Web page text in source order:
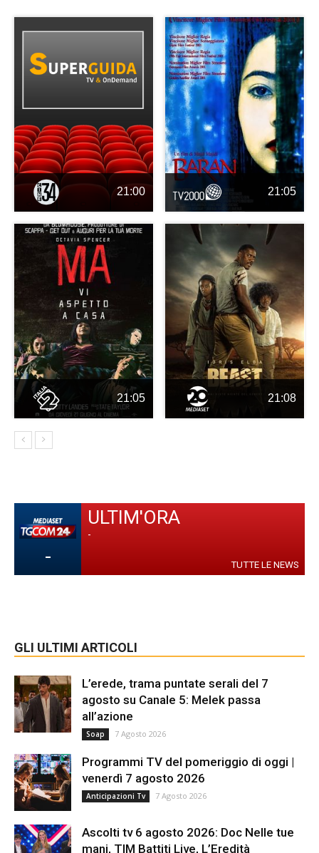
21:00 21:05
21:05 21:08
-
ULTIM'ORA
-
TUTTE LE NEWS
GLI ULTIMI ARTICOLI
L’erede, trama puntate serali del 7
agosto su Canale 5: Melek passa
all’azione
Soap 7 Agosto 2026
Programmi TV del pomeriggio di oggi |
venerdì 7 agosto 2026
Anticipazioni Tv 7 Agosto 2026
Ascolti tv 6 agosto 2026: Doc Nelle tue
mani, TIM Battiti Live, L’Eredità